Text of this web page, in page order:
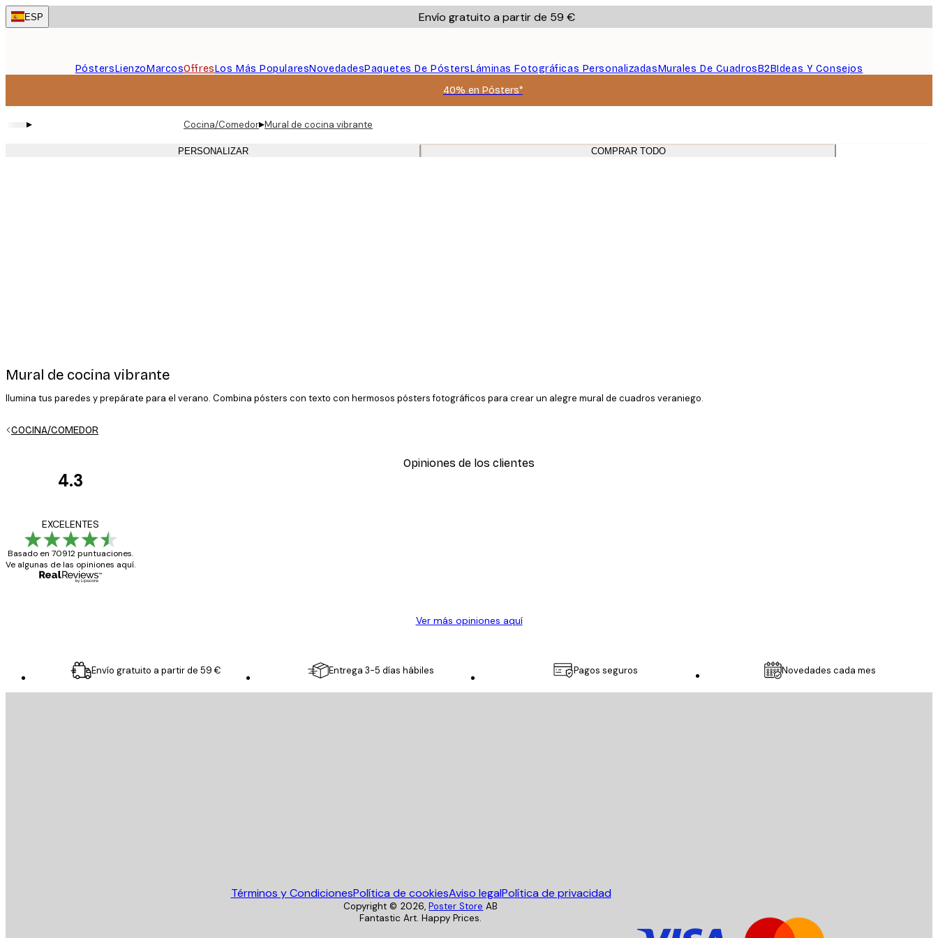
Skip
to
ESP Envío gratuito a partir de 59 €
PóstersLienzoMarcosOffresLos Más PopularesNovedadesPaquetes De PóstersLáminas Fotográficas PersonalizadasMurales De CuadrosB2BIdeas Y Consejos
40% en Pósters*
▸ Cocina/Comedor▸Mural de cocina vibrante
PERSONALIZAR COMPRAR TODO
Mural de cocina vibrante
Ilumina tus paredes y prepárate para el verano. Combina pósters con texto con hermosos pósters fotográficos para crear un alegre mural de cuadros veraniego.
COCINA/COMEDOR
Opiniones de los clientes
4.3
EXCELENTES
Basado en 70912 puntuaciones.
Ve algunas de las opiniones aquí.
Ver más opiniones aquí
Envío gratuito a partir de 59 € Entrega 3-5 días hábiles Pagos seguros Novedades cada mes
Términos y CondicionesPolítica de cookiesAviso legalPolítica de privacidad
Copyright © 2026, Poster Store AB
Fantastic Art. Happy Prices.